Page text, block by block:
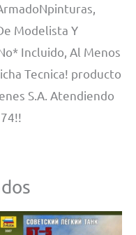
Modelista Y
Incluido, Al Menos
Tecnica! producto
S.A. Atendiendo